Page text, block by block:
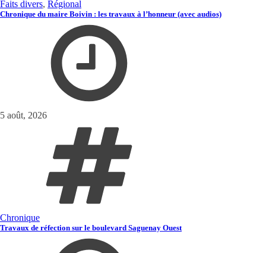
Faits divers, Régional
Chronique du maire Boivin : les travaux à l’honneur (avec audios)
5 août, 2026
Chronique
Travaux de réfection sur le boulevard Saguenay Ouest